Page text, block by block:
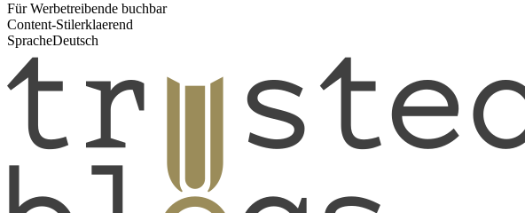
Für Werbetreibende buchbar
Content-Stilerklaerend
SpracheDeutsch